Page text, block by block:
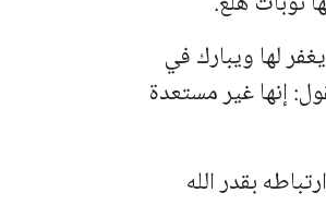
لها ويبارك في
إنها غير مستعدة
بقدر الله